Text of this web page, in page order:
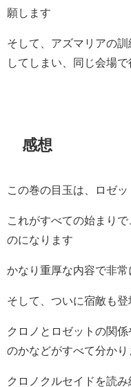
願します
そして、アズマリアの
してしまい、同じ会場
感想
この巻の目玉は、ロゼ
これがすべての始まり
のになります
かなり重厚な内容で非
そして、ついに宿敵も
クロノとロゼットの関
のかなどがすべて分かり
クロノクルセイドを読